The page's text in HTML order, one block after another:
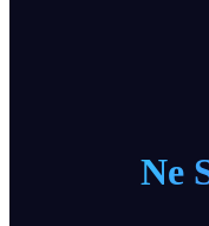
Ne